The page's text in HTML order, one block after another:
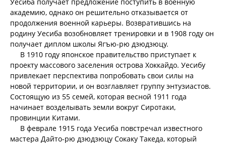
академию, однако он решительно отказывается от
продолжения военной карьеры. Возвратившись на
родину Уесиба возобновляет тренировки и в 1908 году он
получает диплом школы Ягъю-рю дзюдзюцу.
В 1910 году японское правительство приступает к
проекту массового заселения острова Хоккайдо. Уесибу
привлекает перспектива попробовать свои силы на
новой территории, и он возглавляет группу энтузиастов.
Состоящую из 55 семей, которая весной 1911 года
начинает возделывать земли вокруг Сиротаки,
провинции Китами.
В феврале 1915 года Уесиба повстречал известного
мастера Дайто-рю дзюдзюцу Сокаку Такеда, который